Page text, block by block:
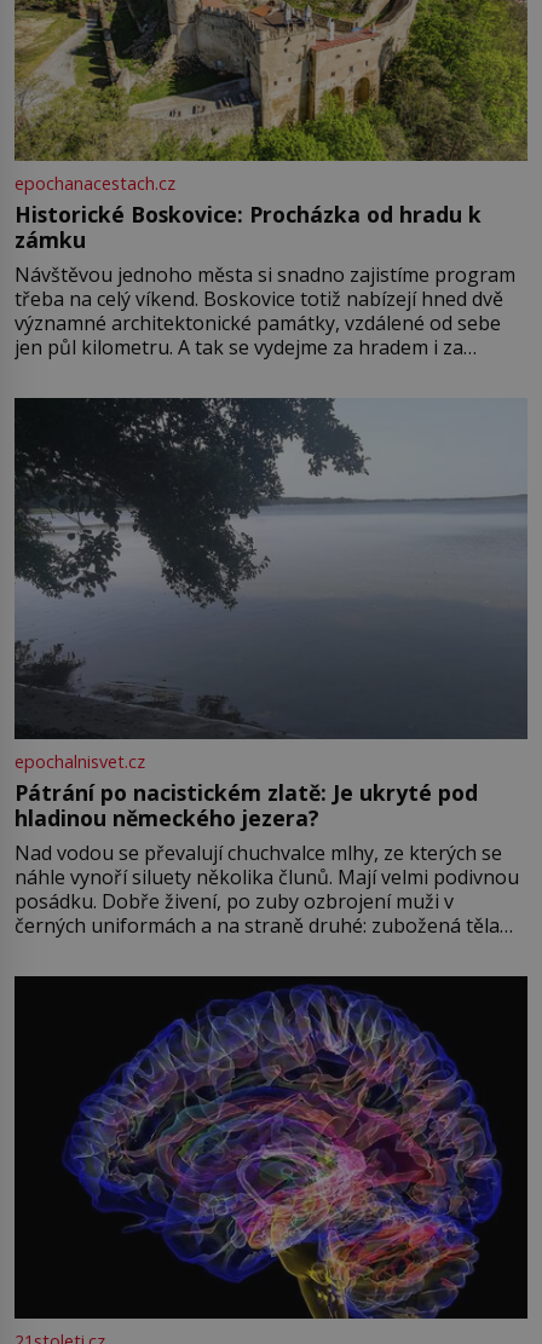
epochanacestach.cz
Historické Boskovice: Procházka od hradu k
zámku
Návštěvou jednoho města si snadno zajistíme program
třeba na celý víkend. Boskovice totiž nabízejí hned dvě
významné architektonické památky, vzdálené od sebe
jen půl kilometru. A tak se vydejme za hradem i za
Boskovice na okraji Drahanské vrchoviny vznikla někdy
ve13. století, a už v roce 1313 kronikáři zaznamenali
epochalnisvet.cz
Pátrání po nacistickém zlatě: Je ukryté pod
hladinou německého jezera?
Nad vodou se převalují chuchvalce mlhy, ze kterých se
náhle vynoří siluety několika člunů. Mají velmi podivnou
posádku. Dobře živení, po zuby ozbrojení muži v
černých uniformách a na straně druhé: zubožená těla
přízračná scéna znamená? Je jaro roku 1945, druhá
světová válka se chýlí ke konci. Jezero Stolpsee